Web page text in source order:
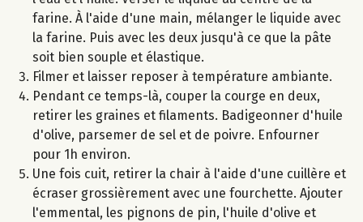
farine. À l'aide d'une main, mélanger le liquide avec
la farine. Puis avec les deux jusqu'à ce que la pâte
soit bien souple et élastique.
Filmer et laisser reposer à température ambiante.
Pendant ce temps-là, couper la courge en deux,
retirer les graines et filaments. Badigeonner d'huile
d'olive, parsemer de sel et de poivre. Enfourner
pour 1h environ.
Une fois cuit, retirer la chair à l'aide d'une cuillère et
écraser grossièrement avec une fourchette. Ajouter
l'emmental, les pignons de pin, l'huile d'olive et